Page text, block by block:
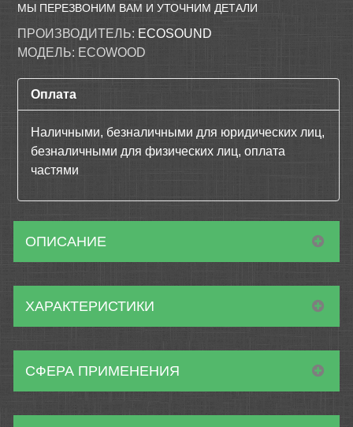
МЫ ПЕРЕЗВОНИМ ВАМ И УТОЧНИМ ДЕТАЛИ
ПРОИЗВОДИТЕЛЬ: ECOSOUND
МОДЕЛЬ: ECOWOOD
Оплата
Наличными, безналичными для юридических лиц,
безналичными для физических лиц, оплата
частями
ОПИСАНИЕ
ХАРАКТЕРИСТИКИ
СФЕРА ПРИМЕНЕНИЯ